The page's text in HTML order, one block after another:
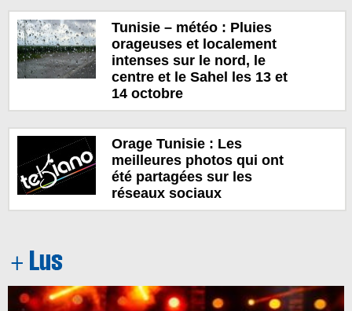
Tunisie – météo : Pluies
orageuses et localement
intenses sur le nord, le
centre et le Sahel les 13 et
14 octobre
Orage Tunisie : Les
meilleures photos qui ont
été partagées sur les
réseaux sociaux